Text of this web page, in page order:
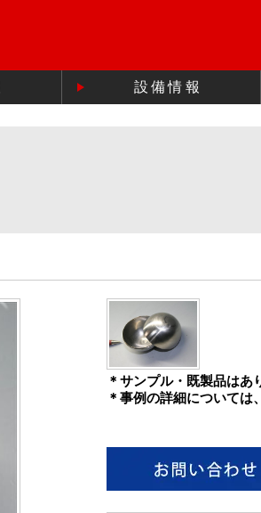
設備情報
＊サンプル・既製品はあ
＊事例の詳細については